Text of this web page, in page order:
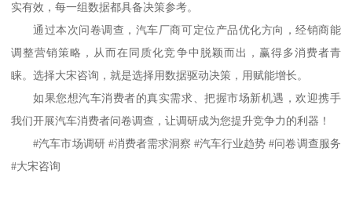
实有效，每一组数据都具备决策参考。
通过本次问卷调查，汽车厂商可定位产品优化方向，经销商能
调整营销策略，从而在同质化竞争中脱颖而出，赢得多消费者青
睐。选择大宋咨询，就是选择用数据驱动决策，用赋能增长。
如果您想汽车消费者的真实需求、把握市场新机遇，欢迎携手
我们开展汽车消费者问卷调查，让调研成为您提升竞争力的利器！
#汽车市场调研 #消费者需求洞察 #汽车行业趋势 #问卷调查服务
#大宋咨询